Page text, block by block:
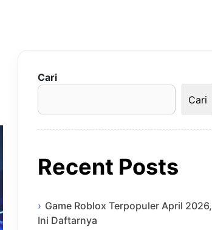
Cari
Cari
Recent Posts
Game Roblox Terpopuler April 2026,
Ini Daftarnya